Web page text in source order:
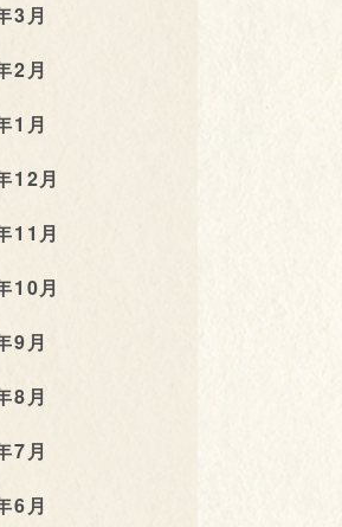
3月
2月
1月
12月
11月
10月
9月
8月
7月
6月